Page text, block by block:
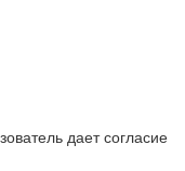
дает согласие